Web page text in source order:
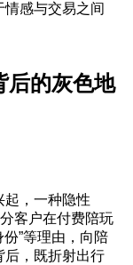
感与交易之间
后的灰色地
起，一种隐性
客户在付费陪玩
份”等理由，向陪
后，既折射出行